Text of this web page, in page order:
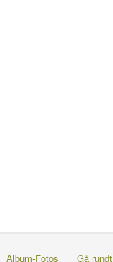
Album-Fotos Gå rundt